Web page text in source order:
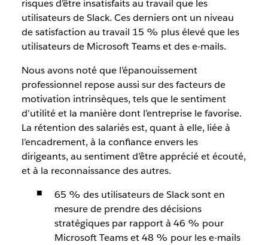
risques d’être insatisfaits au travail que les
utilisateurs de Slack. Ces derniers ont un niveau
de satisfaction au travail 15 % plus élevé que les
utilisateurs de Microsoft Teams et des e-mails.
Nous avons noté que l’épanouissement
professionnel repose aussi sur des facteurs de
motivation intrinsèques, tels que le sentiment
d’utilité et la manière dont l’entreprise le favorise.
La rétention des salariés est, quant à elle, liée à
l’encadrement, à la confiance envers les
dirigeants, au sentiment d’être apprécié et écouté,
et à la reconnaissance des autres.
65 % des utilisateurs de Slack sont en
mesure de prendre des décisions
stratégiques par rapport à 46 % pour
Microsoft Teams et 48 % pour les e-mails